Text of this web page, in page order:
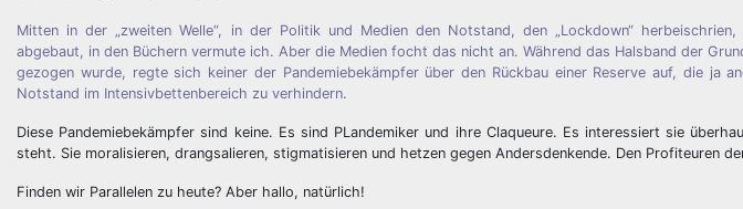
Mitten in der „zweiten Welle“, in der Politik und Medien den Notstand, den „Lockdown“
abgebaut, in den Büchern vermute ich. Aber die Medien focht das nicht an. Während das Halsband der
gezogen wurde, regte sich keiner der Pandemiebekämpfer über den Rückbau einer Reserve auf, die ja
Notstand im Intensivbettenbereich zu verhindern.
Diese Pandemiebekämpfer sind keine. Es sind PLandemiker und ihre Claqueure. Es interessiert sie
steht. Sie moralisieren, drangsalieren, stigmatisieren und hetzen gegen Andersdenkende. Den Profiteuren
Finden wir Parallelen zu heute? Aber hallo, natürlich!